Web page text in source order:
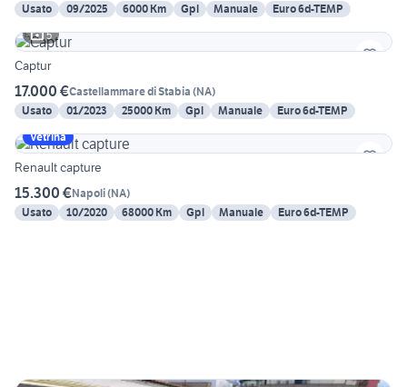
Usato
09/2025 6000 Km Gpl Manuale
Euro 6d-TEMP
5
Captur
17.000 €Castellammare di Stabia (NA)
Usato
01/2023 25000 Km Gpl Manuale
Euro 6d-TEMP
Vetrina
Renault capture
15.300 €Napoli(NA)
Usato
10/2020 68000 Km Gpl Manuale Euro 6d-TEMP